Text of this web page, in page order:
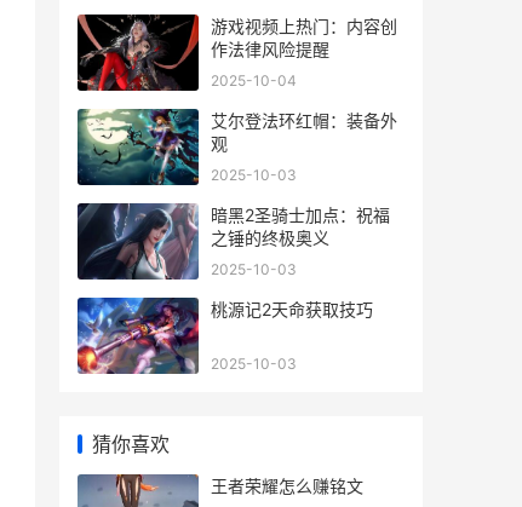
游戏视频上热门：内容创
作法律风险提醒
2025-10-04
艾尔登法环红帽：装备外
观
2025-10-03
暗黑2圣骑士加点：祝福
之锤的终极奥义
2025-10-03
桃源记2天命获取技巧
2025-10-03
猜你喜欢
王者荣耀怎么赚铭文